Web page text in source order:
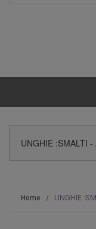
Home UNGHIE